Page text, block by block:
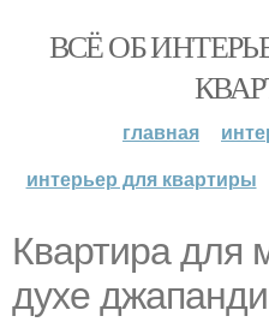
ВСЁ ОБ
главная
интерьер для квартиры
Квартира для
духе